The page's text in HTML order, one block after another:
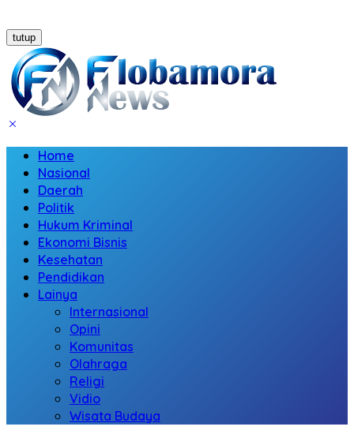
tutup
Home
Nasional
Daerah
Politik
Hukum Kriminal
Ekonomi Bisnis
Kesehatan
Pendidikan
Lainya
Internasional
Opini
Komunitas
Olahraga
Religi
Vidio
Wisata Budaya